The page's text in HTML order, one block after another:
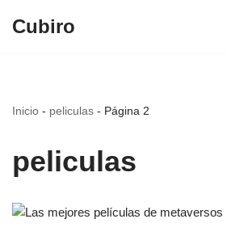
Cubiro
Inicio - peliculas - Página 2
peliculas